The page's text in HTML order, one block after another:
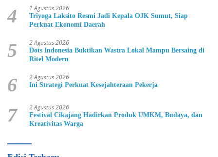
4 1 Agustus 2026
Triyoga Laksito Resmi Jadi Kepala OJK Sumut, Siap
Perkuat Ekonomi Daerah
5 2 Agustus 2026
Dots Indonesia Buktikan Wastra Lokal Mampu Bersaing di
Ritel Modern
6 2 Agustus 2026
Ini Strategi Perkuat Kesejahteraan Pekerja
7 2 Agustus 2026
Festival Cikajang Hadirkan Produk UMKM, Budaya, dan
Kreativitas Warga